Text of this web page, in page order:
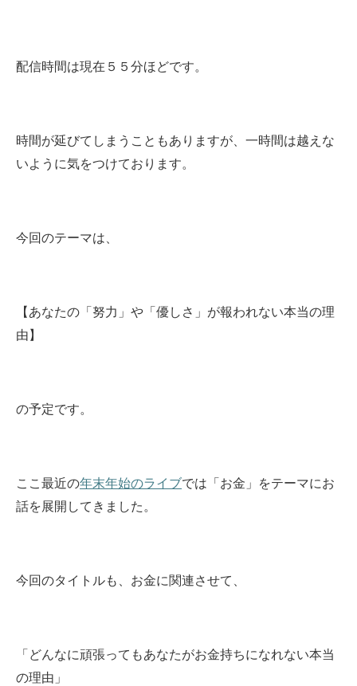
配信時間は現在５５分ほどです。
時間が延びてしまうこともありますが、一時間は越えな
いように気をつけております。
今回のテーマは、
【あなたの「努力」や「優しさ」が報われない本当の理
由】
の予定です。
ここ最近の年末年始のライブでは「お金」をテーマにお
話を展開してきました。
今回のタイトルも、お金に関連させて、
「どんなに頑張ってもあなたがお金持ちになれない本当
の理由」